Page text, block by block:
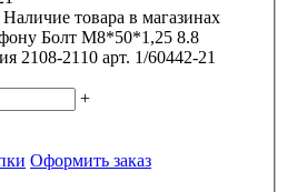
Наличие товара в магазинах
Болт М8*50*1,25 8.8
регулятора давления 2108-2110 арт. 1/60442-21
+
Оформить заказ